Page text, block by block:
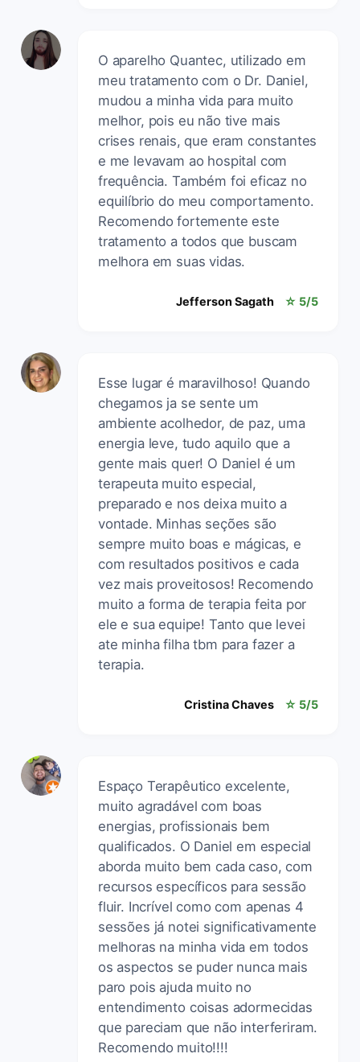
O aparelho Quantec, utilizado em
meu tratamento com o Dr. Daniel,
mudou a minha vida para muito
melhor, pois eu não tive mais
crises renais, que eram constantes
e me levavam ao hospital com
frequência. Também foi eficaz no
equilíbrio do meu comportamento.
Recomendo fortemente este
tratamento a todos que buscam
melhora em suas vidas.
Jefferson Sagath ☆ 5/5
Esse lugar é maravilhoso! Quando
chegamos ja se sente um
ambiente acolhedor, de paz, uma
energia leve, tudo aquilo que a
gente mais quer! O Daniel é um
terapeuta muito especial,
preparado e nos deixa muito a
vontade. Minhas seções são
sempre muito boas e mágicas, e
com resultados positivos e cada
vez mais proveitosos! Recomendo
muito a forma de terapia feita por
ele e sua equipe! Tanto que levei
ate minha filha tbm para fazer a
terapia.
Cristina Chaves ☆ 5/5
Espaço Terapêutico excelente,
muito agradável com boas
energias, profissionais bem
qualificados. O Daniel em especial
aborda muito bem cada caso, com
recursos específicos para sessão
fluir. Incrível como com apenas 4
sessões já notei significativamente
melhoras na minha vida em todos
os aspectos se puder nunca mais
paro pois ajuda muito no
entendimento coisas adormecidas
que pareciam que não interferiram.
Recomendo muito!!!!